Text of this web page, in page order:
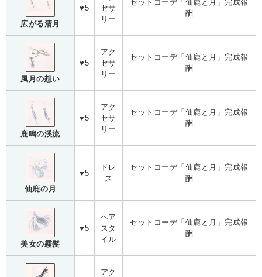
広がる清月
♥5
セサ
リー
セットコーデ「仙鹿と月」完成報
酬
風月の想い
♥5
アク
セサ
リー
セットコーデ「仙鹿と月」完成報
酬
鹿鳴の渓流
♥5
アク
セサ
リー
セットコーデ「仙鹿と月」完成報
酬
仙鹿の月
♥5
ドレ
ス
セットコーデ「仙鹿と月」完成報
酬
美女の霧髪
♥5
ヘア
スタ
イル
セットコーデ「仙鹿と月」完成報
酬
アク